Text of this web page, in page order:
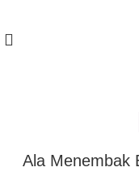
Ala Menembak